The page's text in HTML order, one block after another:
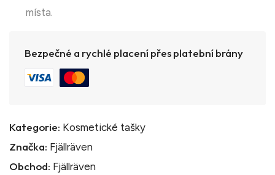
místa.
Bezpečné a rychlé placení přes platební brány
Kategorie: Kosmetické tašky
Značka: Fjällräven
Obchod: Fjällräven